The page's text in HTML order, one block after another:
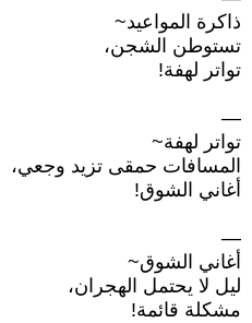
ذاكرة المواعيد~
تستوطن الشجن،
تواتر لهفة!
—
تواتر لهفة~
المسافات حمقى تزيد وجعي،
أغاني الشوق!
—
أغاني الشوق~
ليل لا يحتمل الهجران،
مشكلة قائمة!